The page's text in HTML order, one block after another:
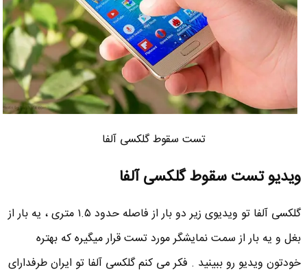
تست سقوط گلکسی آلفا
ویدیو تست سقوط گلکسی آلفا
گلکسی آلفا تو ویدیوی زیر دو بار از فاصله حدود ۱.۵ متری ، یه بار از
بغل و یه بار از سمت نمایشگر مورد تست قرار میگیره که بهتره
خودتون ویدیو رو ببینید . فکر می کنم گلکسی آلفا تو ایران طرفدارای